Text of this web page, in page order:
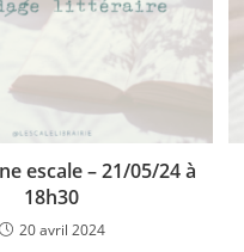
escale – 21/05/24 à
18h30
20 avril 2024